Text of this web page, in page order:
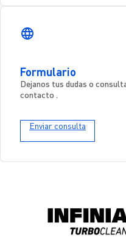
Formulario
Dejanos tus dudas o
contacto .
Enviar consulta